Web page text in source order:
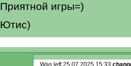
Приятной игры=)
Ютис)
Was left 25.07.2025 15:33